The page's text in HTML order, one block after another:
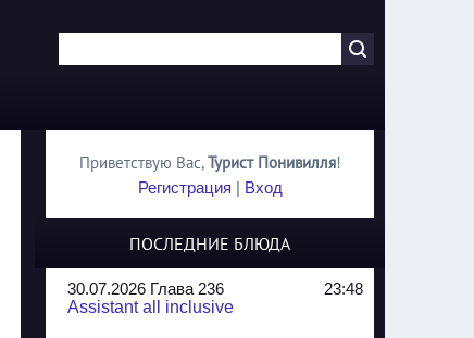
Приветствую Вас,Турист Понивилля!
Регистрация | Вход
ПОСЛЕДНИЕ БЛЮДА
30.07.2026 Глава 236
23:48
Assistant all inclusive